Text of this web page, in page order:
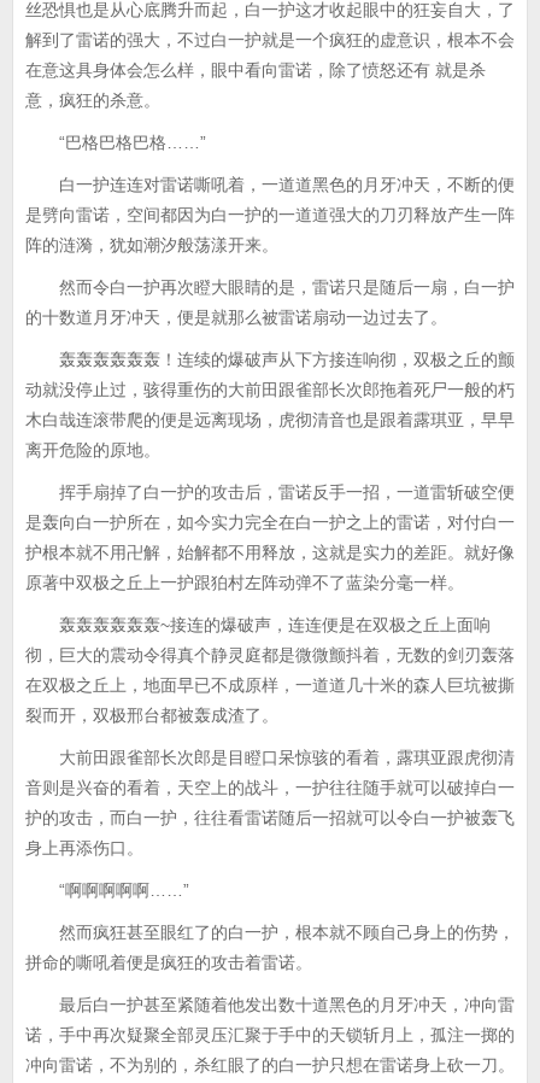
丝恐惧也是从心底腾升而起，白一护这才收起眼中的狂妄自大，了
解到了雷诺的强大，不过白一护就是一个疯狂的虚意识，根本不会
在意这具身体会怎么样，眼中看向雷诺，除了愤怒还有 就是杀
意，疯狂的杀意。
“巴格巴格巴格……”
白一护连连对雷诺嘶吼着，一道道黑色的月牙冲天，不断的便
是劈向雷诺，空间都因为白一护的一道道强大的刀刃释放产生一阵
阵的涟漪，犹如潮汐般荡漾开来。
然而令白一护再次瞪大眼睛的是，雷诺只是随后一扇，白一护
的十数道月牙冲天，便是就那么被雷诺扇动一边过去了。
轰轰轰轰轰轰！连续的爆破声从下方接连响彻，双极之丘的颤
动就没停止过，骇得重伤的大前田跟雀部长次郎拖着死尸一般的朽
木白哉连滚带爬的便是远离现场，虎彻清音也是跟着露琪亚，早早
离开危险的原地。
挥手扇掉了白一护的攻击后，雷诺反手一招，一道雷斩破空便
是轰向白一护所在，如今实力完全在白一护之上的雷诺，对付白一
护根本就不用卍解，始解都不用释放，这就是实力的差距。就好像
原著中双极之丘上一护跟狛村左阵动弹不了蓝染分毫一样。
轰轰轰轰轰轰~接连的爆破声，连连便是在双极之丘上面响
彻，巨大的震动令得真个静灵庭都是微微颤抖着，无数的剑刃轰落
在双极之丘上，地面早已不成原样，一道道几十米的森人巨坑被撕
裂而开，双极邢台都被轰成渣了。
大前田跟雀部长次郎是目瞪口呆惊骇的看着，露琪亚跟虎彻清
音则是兴奋的看着，天空上的战斗，一护往往随手就可以破掉白一
护的攻击，而白一护，往往看雷诺随后一招就可以令白一护被轰飞
身上再添伤口。
“啊啊啊啊啊……”
然而疯狂甚至眼红了的白一护，根本就不顾自己身上的伤势，
拼命的嘶吼着便是疯狂的攻击着雷诺。
最后白一护甚至紧随着他发出数十道黑色的月牙冲天，冲向雷
诺，手中再次疑聚全部灵压汇聚于手中的天锁斩月上，孤注一掷的
冲向雷诺，不为别的，杀红眼了的白一护只想在雷诺身上砍一刀。